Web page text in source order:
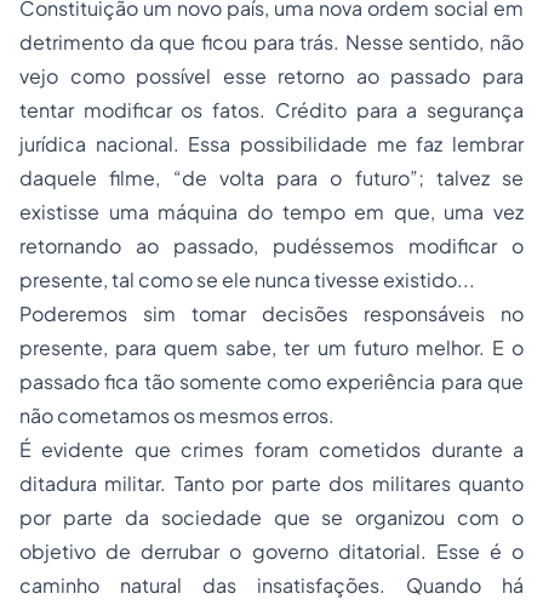
Constituição um novo país, uma nova ordem social em
detrimento da que ficou para trás. Nesse sentido, não
vejo como possível esse retorno ao passado para
tentar modificar os fatos. Crédito para a segurança
jurídica nacional. Essa possibilidade me faz lembrar
daquele filme, “de volta para o futuro”; talvez se
existisse uma máquina do tempo em que, uma vez
retornando ao passado, pudéssemos modificar o
presente, tal como se ele nunca tivesse existido...
Poderemos sim tomar decisões responsáveis no
presente, para quem sabe, ter um futuro melhor. E o
passado fica tão somente como experiência para que
não cometamos os mesmos erros.
É evidente que crimes foram cometidos durante a
ditadura militar. Tanto por parte dos militares quanto
por parte da sociedade que se organizou com o
objetivo de derrubar o governo ditatorial. Esse é o
caminho natural das insatisfações. Quando há